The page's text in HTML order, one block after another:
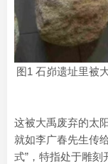
图1 石峁遗址里被
这被大禹废弃的太
就如李广春先生传
式”，特指处于雕刻